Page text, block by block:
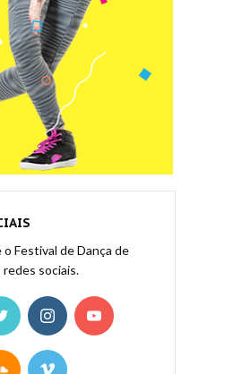
Festival de Dança de
redes sociais.